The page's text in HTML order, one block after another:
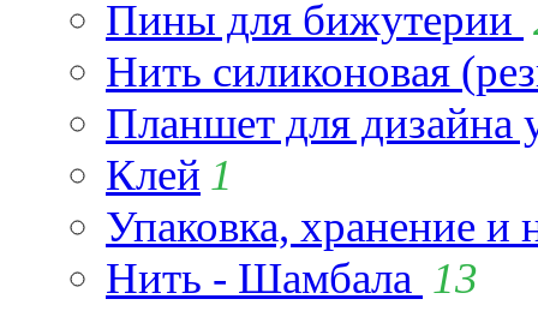
Пины для бижутерии
Нить силиконовая
Планшет для
Клей 1
Упаковка, хранение и
Нить - Шамбала 13